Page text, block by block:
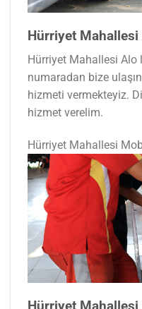
Hürriyet
Hürriyet Mahallesi Alo
numaradan bize
hizmeti vermekteyiz.
hizmet verelim.
Hürriyet Mahallesi
Hürriyet Mahallesi